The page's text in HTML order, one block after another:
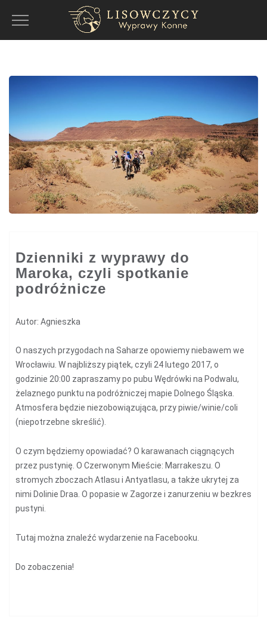
Toggle
Dzienniki z wyprawy do
Maroka, czyli spotkanie
podróżnicze
Autor: Agnieszka
O naszych przygodach na Saharze opowiemy niebawem we
Wrocławiu. W najbliższy piątek, czyli 24 lutego 2017, o
godzinie 20:00 zapraszamy po pubu Wędrówki na Podwalu,
żelaznego punktu na podróżniczej mapie Dolnego Śląska.
Atmosfera będzie niezobowiązująca, przy piwie/winie/coli
(niepotrzebne skreślić).
O czym będziemy opowiadać? O karawanach ciągnących
przez pustynię. O Czerwonym Mieście: Marrakeszu. O
stromych zboczach Atlasu i Antyatlasu, a także ukrytej za
nimi Dolinie Draa. O popasie w Zagorze i zanurzeniu w bezkres
pustyni.
Tutaj można znaleźć wydarzenie na Facebooku.
Do zobaczenia!